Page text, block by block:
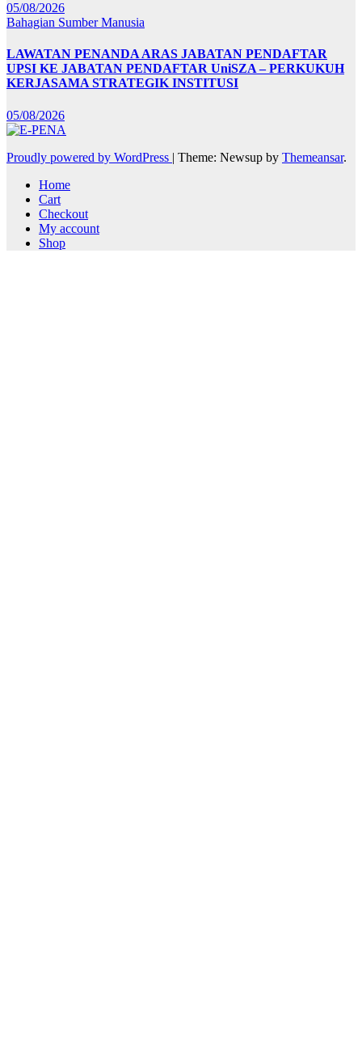
05/08/2026
Bahagian Sumber Manusia
LAWATAN PENANDA ARAS JABATAN PENDAFTAR
UPSI KE JABATAN PENDAFTAR UniSZA – PERKUKUH
KERJASAMA STRATEGIK INSTITUSI
05/08/2026
Proudly powered by WordPress | Theme: Newsup by Themeansar.
Home
Cart
Checkout
My account
Shop